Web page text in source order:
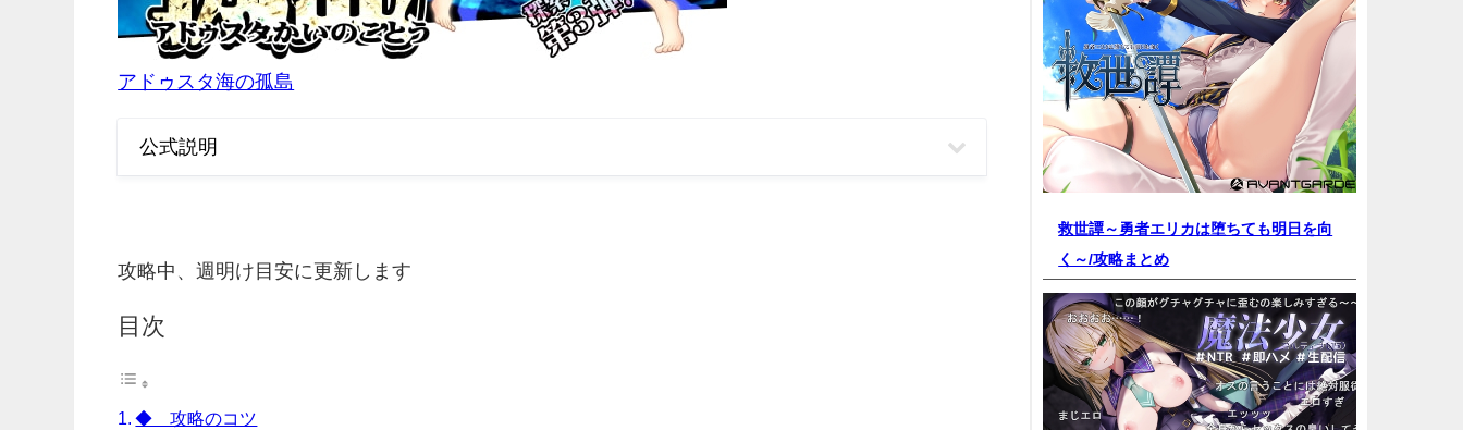
アドゥスタ海の孤島
公式説明
攻略中、週明け目安に更新します
目次
◆ 攻略のコツ
救世譚～勇者エリカは堕ちても明日を向
く～/攻略まとめ